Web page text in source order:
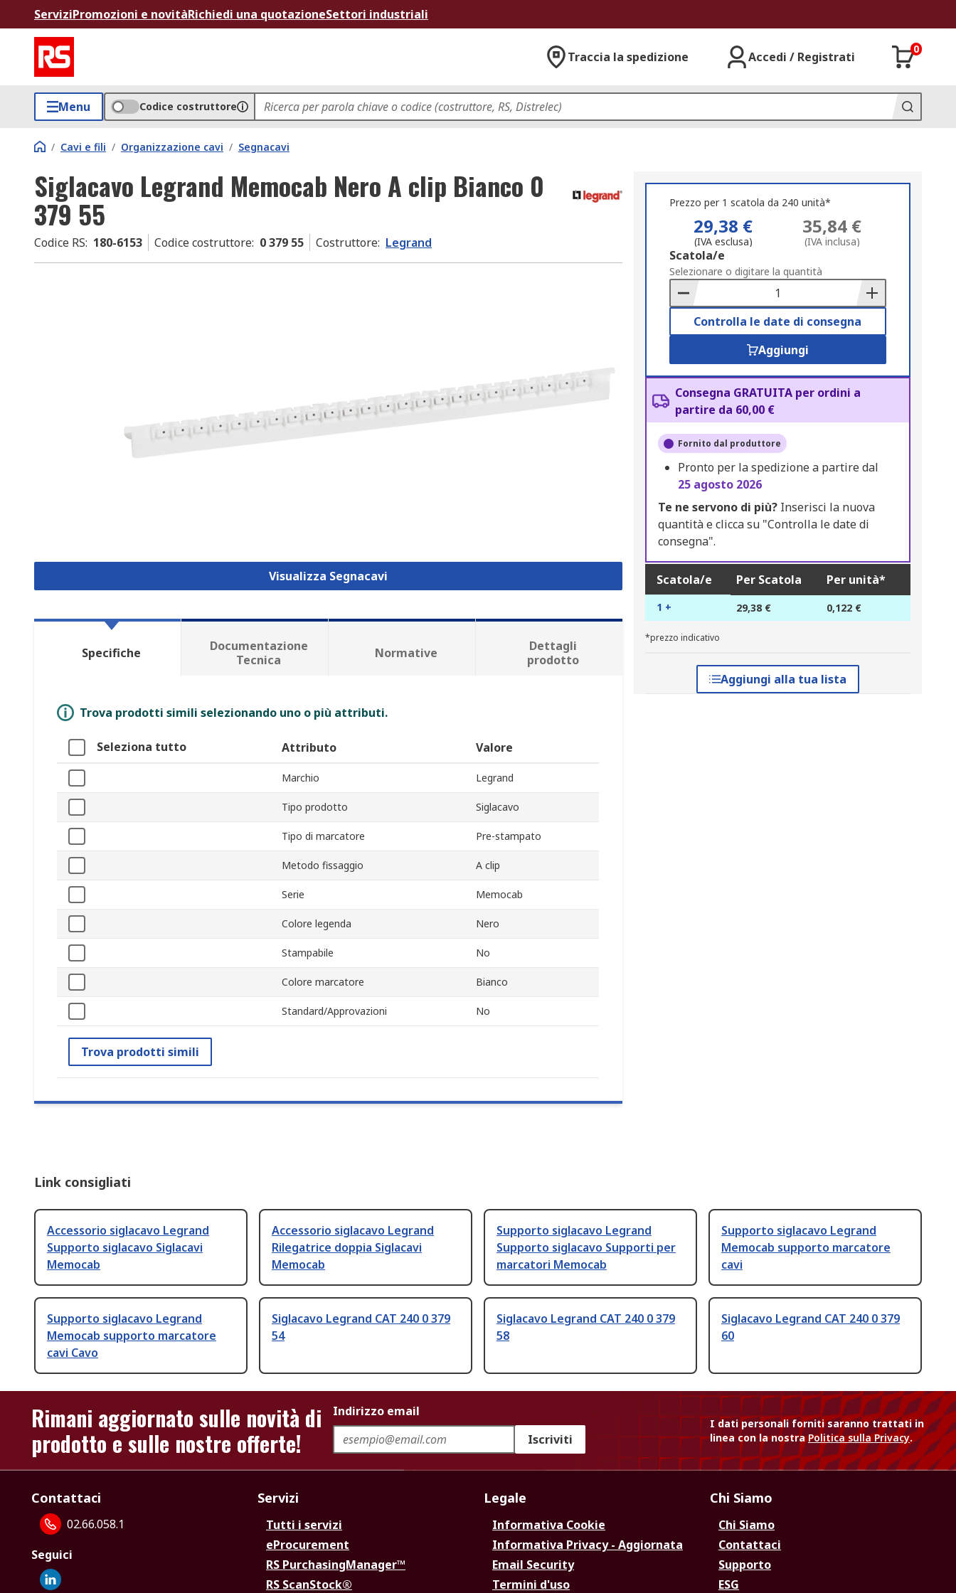
ServiziPromozioni e novitàRichiedi una quotazioneSettori industriali
Traccia la spedizione Accedi / Registrati
0
Menu Codice costruttore
/ Cavi e fili / Organizzazione cavi / Segnacavi
Siglacavo Legrand Memocab Nero A clip Bianco 0
379 55
Codice RS: 180-6153 Codice costruttore: 0 379 55 Costruttore: Legrand
Visualizza Segnacavi
Prezzo per 1 scatola da 240 unità*
29,38 €
(IVA esclusa)
35,84 €
(IVA inclusa)
Add
to
Basket
Scatola/e
Selezionare o digitare la quantità
Controlla le date di consegna
Aggiungi
Consegna GRATUITA per ordini a
partire da 60,00 €
Fornito dal produttore
Pronto per la spedizione a partire dal
25 agosto 2026
Te ne servono di più?Inserisci la nuova
quantità e clicca su "Controlla le date di
consegna".
Scatola/e Per Scatola Per unità*
1 + 29,38 € 0,122 €
*prezzo indicativo
Aggiungi alla tua lista
Specifiche
Documentazione
Tecnica
Normative
Dettagli
prodotto
Trova prodotti simili selezionando uno o più attributi.
Seleziona tutto Attributo Valore
Marchio Legrand
Tipo prodotto Siglacavo
Tipo di marcatore Pre-stampato
Metodo fissaggio A clip
Serie Memocab
Colore legenda Nero
Stampabile No
Colore marcatore Bianco
Standard/Approvazioni No
Trova prodotti simili
Link consigliati
Accessorio siglacavo Legrand
Supporto siglacavo Siglacavi
Memocab
Accessorio siglacavo Legrand
Rilegatrice doppia Siglacavi
Memocab
Supporto siglacavo Legrand
Supporto siglacavo Supporti per
marcatori Memocab
Supporto siglacavo Legrand
Memocab supporto marcatore
cavi
Supporto siglacavo Legrand
Memocab supporto marcatore
cavi Cavo
Siglacavo Legrand CAT 240 0 379
54
Siglacavo Legrand CAT 240 0 379
58
Siglacavo Legrand CAT 240 0 379
60
Rimani aggiornato sulle novità di
prodotto e sulle nostre offerte!
Indirizzo email
Iscriviti
I dati personali forniti saranno trattati in
linea con la nostraPolitica sulla Privacy.
Contattaci
02.66.058.1
Seguici
Servizi
Tutti i servizi
eProcurement
RS PurchasingManager™
RS ScanStock®
Legale
Informativa Cookie
Informativa Privacy - Aggiornata
Email Security
Termini d'uso
Chi Siamo
Chi Siamo
Contattaci
Supporto
ESG